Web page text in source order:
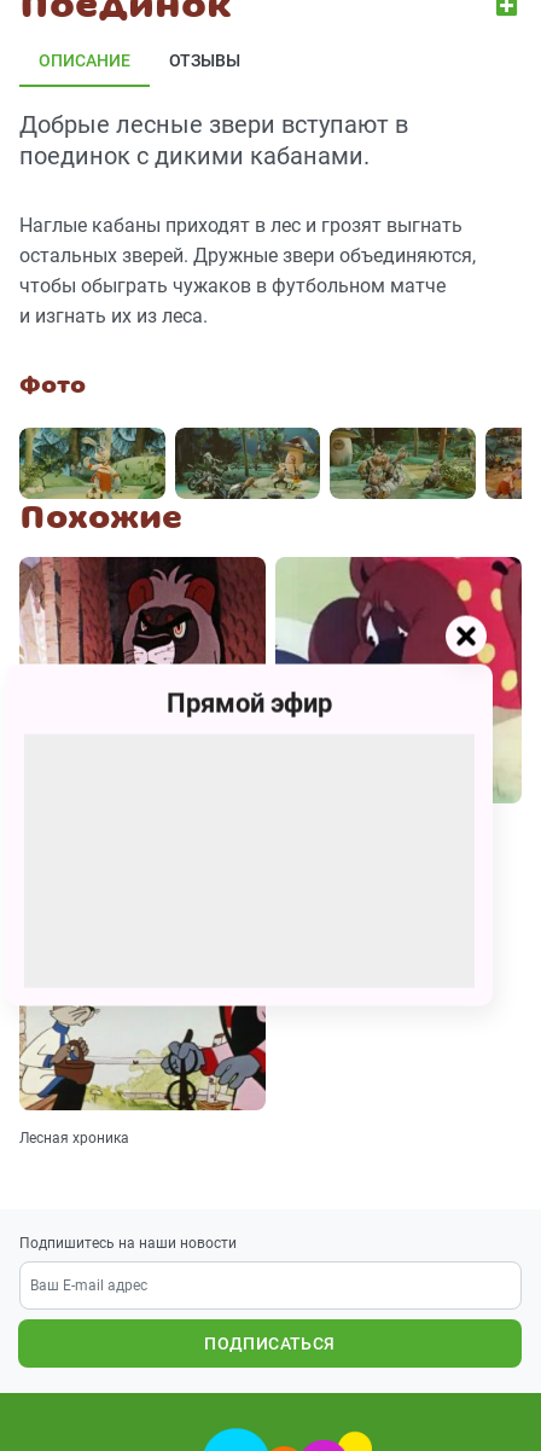
ОПИСАНИЕ ОТЗЫВЫ
Добрые лесные звери вступают в
поединок с дикими кабанами.
Наглые кабаны приходят в лес и грозят выгнать
остальных зверей. Дружные звери объединяются,
чтобы обыграть чужаков в футбольном матче
и изгнать их из леса.
Фото
Похожие
Лесная хроника
Подпишитесь на наши новости
ПОДПИСАТЬСЯ
Прямой эфир